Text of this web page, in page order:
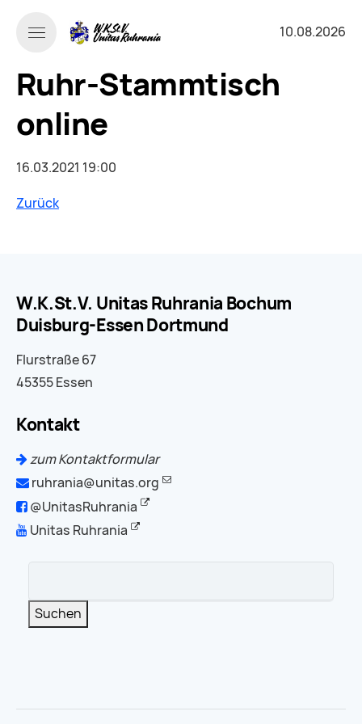
10.08.2026
Ruhr-Stammtisch
online
16.03.2021 19:00
Zurück
W.K.St.V. Unitas Ruhrania Bochum
Duisburg-Essen Dortmund
Flurstraße 67
45355 Essen
Kontakt
zum Kontaktformular
ruhrania@unitas.org
@UnitasRuhrania
Unitas Ruhrania
Suchen